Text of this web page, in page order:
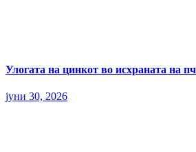
Улогата на цинкот во исхраната на
јуни 30, 2026